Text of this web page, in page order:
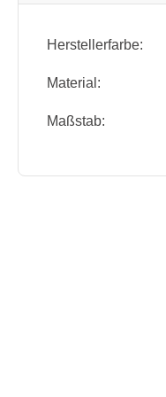
Herstellerfarbe:
Material:
Maßstab: